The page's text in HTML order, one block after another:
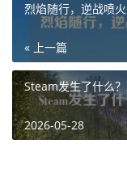
烈焰随行，逆战喷
« 上一篇
Steam发生了什么
2026-05-28